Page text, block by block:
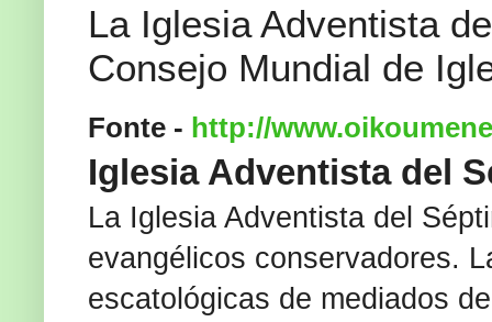
La Iglesia Adventista
Consejo Mundial de
Fonte - http://
Iglesia Adventista del
La Iglesia Adventista del
evangélicos conservadores.
escatológicas de mediados